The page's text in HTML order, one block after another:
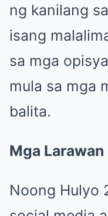
ng kanilang
isang
sa mga
mula sa mga
balita.
Mga
Noong Hulyo